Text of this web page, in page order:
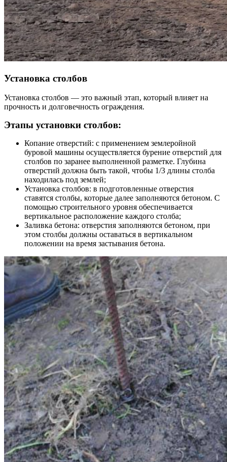
Установка столбов
Установка столбов — это важный этап, который влияет на
прочность и долговечность ограждения.
Этапы установки столбов:
Копание отверстий: с применением землеройной
буровой машины осуществляется бурение отверстий для
столбов по заранее выполненной разметке. Глубина
отверстий должна быть такой, чтобы 1/3 длины столба
находилась под землей;
Установка столбов: в подготовленные отверстия
ставятся столбы, которые далее заполняются бетоном. С
помощью строительного уровня обеспечивается
вертикальное расположение каждого столба;
Заливка бетона: отверстия заполняются бетоном, при
этом столбы должны оставаться в вертикальном
положении на время застывания бетона.